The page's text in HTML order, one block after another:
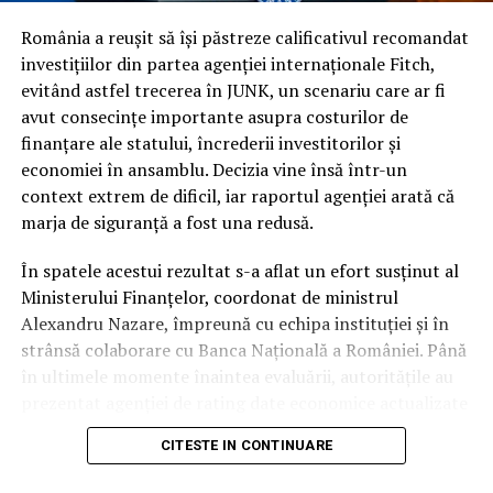
categoria de risc major (junk).
În ciuda acestor vulnerabilități și a presiunii uriașe pe
finanțele publice, autoritățile române au reușit să evite
scenariul negativ. Întrebarea esențială este cum a fost
posibil acest lucru, în condițiile în care datele
economice brute erau deja cunoscute de piețe.
Răspunsul nu a stat în prezentarea unor indicatori noi,
ci în garanțiile de conduită fiscală. În timp ce
autoritatea altor actori politici s-a erodat considerabil
pe parcursul mandatului, Nicușor Dan a rămas
interlocutorul strategic în care partenerii externi au
avut încredere totală.
Presedinția ca garant al
disciplinei bugetare
România a reușit să își păstreze calificativul recomandat
investițiilor din partea agenției internaționale Fitch,
evitând astfel trecerea în JUNK, un scenariu care ar fi
avut consecințe importante asupra costurilor de
finanțare ale statului, încrederii investitorilor și
economiei în ansamblu. Decizia vine însă într-un
context extrem de dificil, iar raportul agenției arată că
marja de siguranță a fost una redusă.
În spatele acestui rezultat s-a aflat un efort susținut al
Ministerului Finanțelor, coordonat de ministrul
Alexandru Nazare, împreună cu echipa instituției și în
strânsă colaborare cu Banca Națională a României. Până
în ultimele momente înaintea evaluării, autoritățile au
și argumente tehnice privind evoluția finanțelor publice
și măsurile adoptate pentru consolidarea fiscală.
CITESTE IN CONTINUARE